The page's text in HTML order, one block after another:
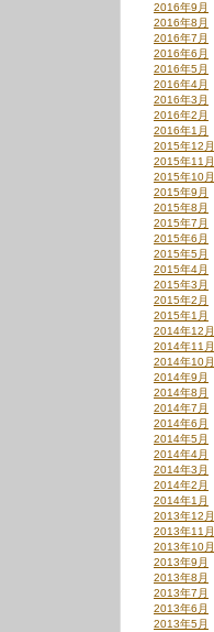
2016年9月
2016年8月
2016年7月
2016年6月
2016年5月
2016年4月
2016年3月
2016年2月
2016年1月
2015年12月
2015年11月
2015年10月
2015年9月
2015年8月
2015年7月
2015年6月
2015年5月
2015年4月
2015年3月
2015年2月
2015年1月
2014年12月
2014年11月
2014年10月
2014年9月
2014年8月
2014年7月
2014年6月
2014年5月
2014年4月
2014年3月
2014年2月
2014年1月
2013年12月
2013年11月
2013年10月
2013年9月
2013年8月
2013年7月
2013年6月
2013年5月